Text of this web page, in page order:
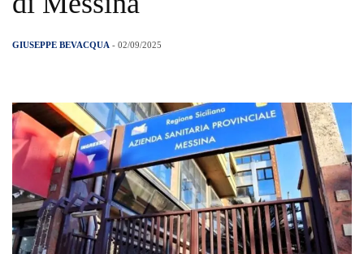
GIUSEPPE BEVACQUA - 02/09/2025